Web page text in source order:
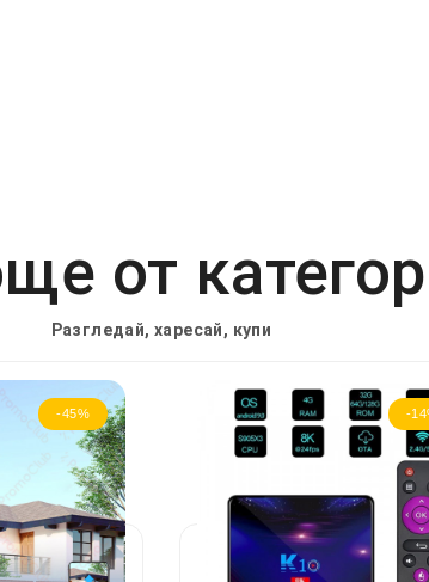
от
Разгледай, харесай, купи
-45% -